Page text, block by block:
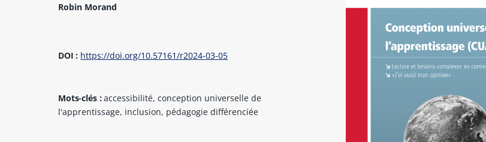
Robin Morand
DOI : https://doi.org/10.57161/r2024-03-05
Mots-clés :accessibilité, conception universelle de
l'apprentissage, inclusion, pédagogie différenciée